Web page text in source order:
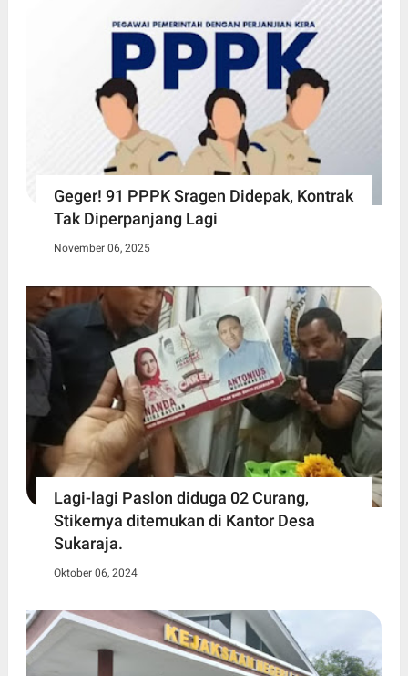
Geger! 91 PPPK Sragen Didepak, Kontrak
Tak Diperpanjang Lagi
November 06, 2025
Lagi-lagi Paslon diduga 02 Curang,
Stikernya ditemukan di Kantor Desa
Sukaraja.
Oktober 06, 2024